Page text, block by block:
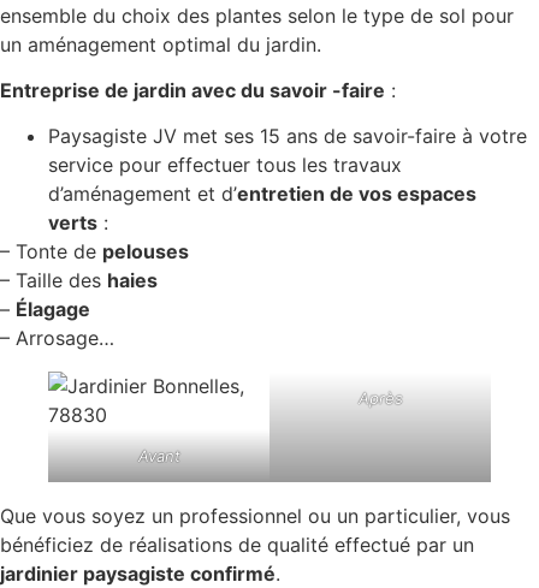
ensemble du choix des plantes selon le type de sol pour
un aménagement optimal du jardin.
Entreprise de jardin avec du savoir -faire :
Paysagiste JV met ses 15 ans de savoir-faire à votre
service pour effectuer tous les travaux
d’aménagement et d’entretien de vos espaces
verts :
– Tonte de pelouses
– Taille des haies
– Élagage
– Arrosage…
Avant
Après
Que vous soyez un professionnel ou un particulier, vous
bénéficiez de réalisations de qualité effectué par un
jardinier paysagiste confirmé.